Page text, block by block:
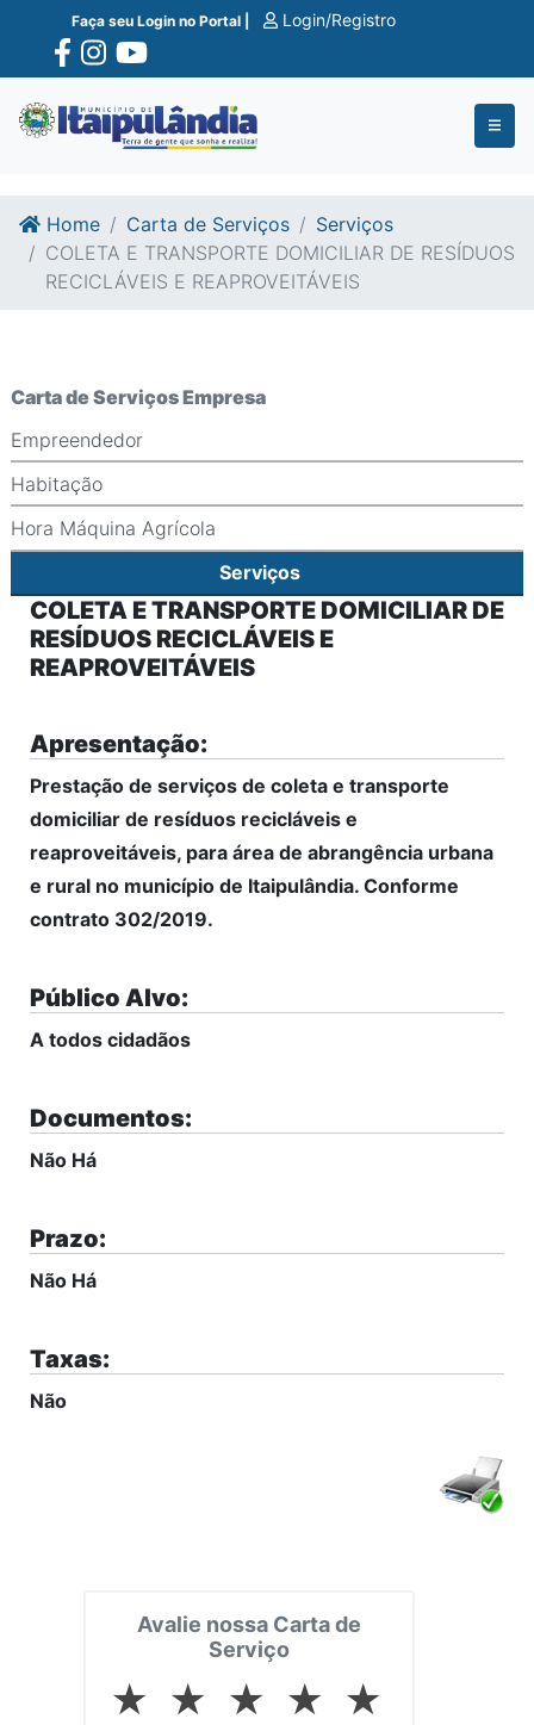
Ir para o conte�do
Ir para o fim do conte�do
Faça seu Login no Portal | Login/Registro
Home Carta de Serviços
Serviços
COLETA E TRANSPORTE DOMICILIAR DE RESÍDUOS
RECICLÁVEIS E REAPROVEITÁVEIS
Carta de Serviços Empresa
Empreendedor
Habitação
Hora Máquina Agrícola
Serviços
COLETA E TRANSPORTE DOMICILIAR DE
RESÍDUOS RECICLÁVEIS E
REAPROVEITÁVEIS
Apresentação:
Prestação de serviços de coleta e transporte
domiciliar de resíduos recicláveis e
reaproveitáveis, para área de abrangência urbana
e rural no município de Itaipulândia. Conforme
contrato 302/2019.
Público Alvo:
A todos cidadãos
Documentos:
Não Há
Prazo:
Não Há
Taxas:
Não
Avalie nossa Carta de
Serviço
★ ★ ★ ★ ★